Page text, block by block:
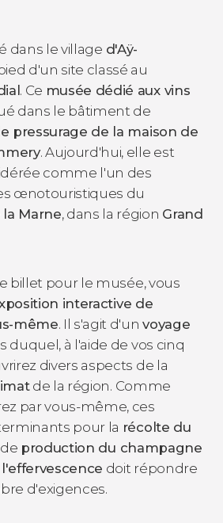
dans le village d'Aÿ-
d'un site classé au
. Ce musée dédié aux vins
dans le bâtiment de
pressurage de la maison de
. Aujourd'hui, elle est
comme l'un des
œnotouristiques du
Marne, dans la région Grand
billet pour le musée, vous
interactive de
même. Il s'agit d'unvoyage
duquel, à l'aide de vos cinq
divers aspects de la
de la région. Comme
par vous-même, ces
pour la récolte du
production du champagne
l'effervescence doit répondre
d'exigences.